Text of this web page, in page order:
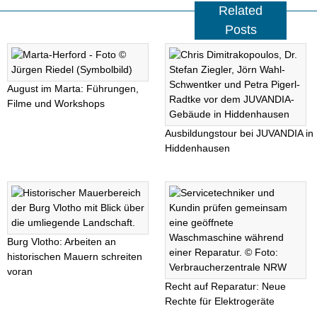
Related
Posts
August im Marta: Führungen,
Filme und Workshops
Ausbildungstour bei JUVANDIA in
Hiddenhausen
Burg Vlotho: Arbeiten an
historischen Mauern schreiten
voran
Recht auf Reparatur: Neue
Rechte für Elektrogeräte